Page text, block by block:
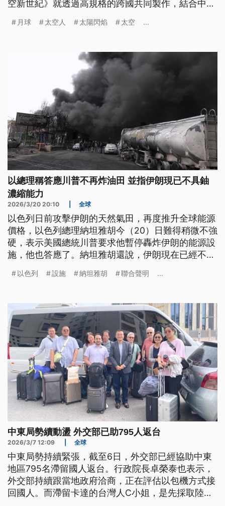
空新世紀》就透過高規格的跨國共同製作，結合中央
開，融合戲劇張力與嚴謹的科學驗證，直擊阿提米絲
月球 太空人 太陽閃焰 太空 ...
以總理稱答應川普不再炸油田 並指伊朗現已不具鈾
濃縮能力
2026/3/20 20:10 全球
以色列日前攻擊伊朗的天然氣田，再度推升全球能源
價格，以色列總理納坦雅胡今（20）日難得稍微不強
硬，表示美國總統川普要求他暫停轟炸伊朗的能源設
施，他也答應了。納坦雅胡還說，伊朗現在已經不具
被各界視為重要訊號，畢竟這一場美伊戰爭，以色列
以色列 設施 納坦雅胡 聯合聲明 ...
中東局勢續動盪 外交部已助795人返台
2026/3/7 12:09 全球
中東局勢持續緊張，截至6日，外交部已經協助中東
地區795名滯留國人返台。行政院長卓榮泰也表示，
外交部持續跟當地政府洽商，正在評估以包機方式接
回國人。而滯留卡達的台灣人C小姐，是先採取陸路